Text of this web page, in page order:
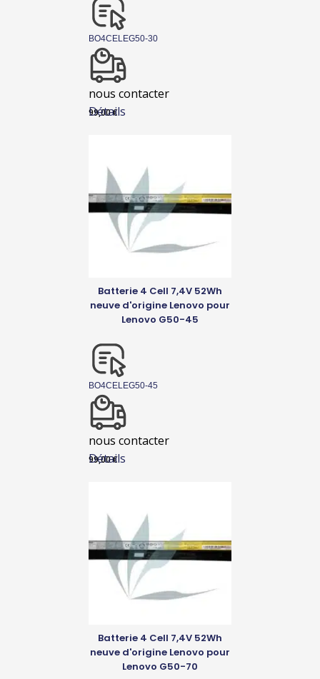
Détails
BO4CELEG50-30
nous contacter
99,00€
Détails
Batterie 4 Cell 7,4V 52Wh
neuve d'origine Lenovo pour
Lenovo G50-45
BO4CELEG50-45
nous contacter
99,00€
Batterie 4 Cell 7,4V 52Wh
neuve d'origine Lenovo pour
Lenovo G50-70